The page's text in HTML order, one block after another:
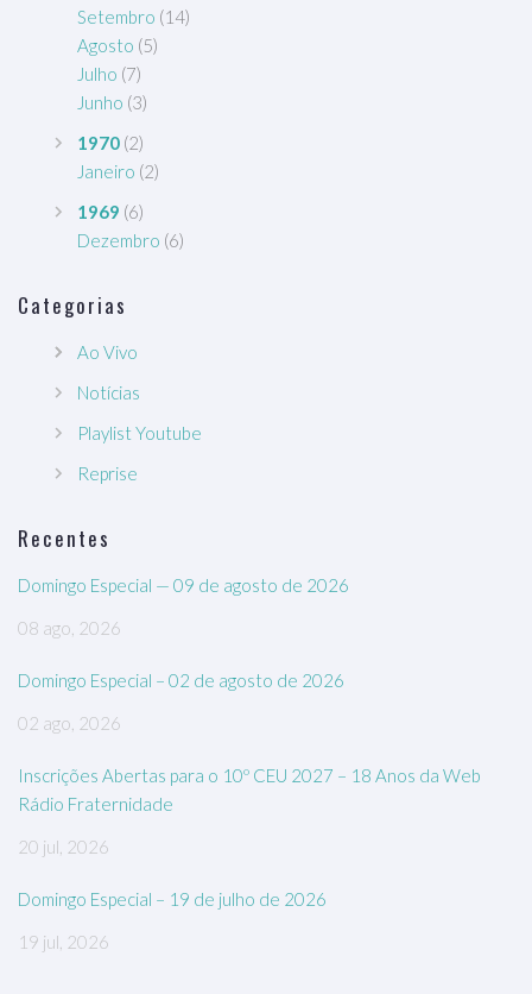
Setembro (14)
Agosto (5)
Julho (7)
Junho (3)
1970 (2)
Janeiro (2)
1969 (6)
Dezembro (6)
Categorias
Ao Vivo
Notícias
Playlist Youtube
Reprise
Recentes
Domingo Especial — 09 de agosto de 2026
08 ago, 2026
Domingo Especial – 02 de agosto de 2026
02 ago, 2026
Inscrições Abertas para o 10º CEU 2027 – 18 Anos da Web
Rádio Fraternidade
20 jul, 2026
Domingo Especial – 19 de julho de 2026
19 jul, 2026